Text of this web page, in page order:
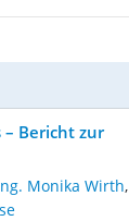
Bericht zur
Monika Wirth,